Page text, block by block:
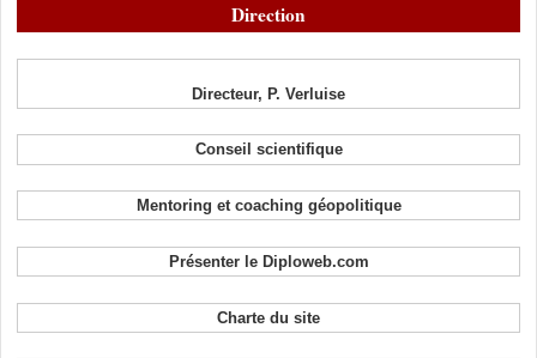
Direction
Directeur, P. Verluise
Conseil scientifique
Mentoring et coaching géopolitique
Présenter le Diploweb.com
Charte du site